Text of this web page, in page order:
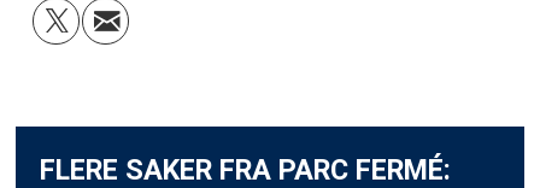
FLERE SAKER FRA PARC FERMÉ: